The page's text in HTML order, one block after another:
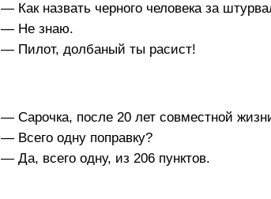
— Как назвать черного человека за
— Не знаю.
— Пилот, долбаный ты расист!
— Сарочка, после 20 лет совместной
— Всего одну поправку?
— Да, всего одну, из 206 пунктов.